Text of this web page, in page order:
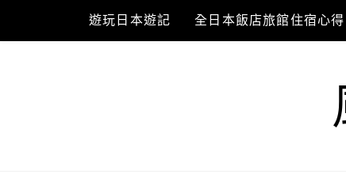
content
遊玩日本遊記 全日本飯店旅館住宿心得